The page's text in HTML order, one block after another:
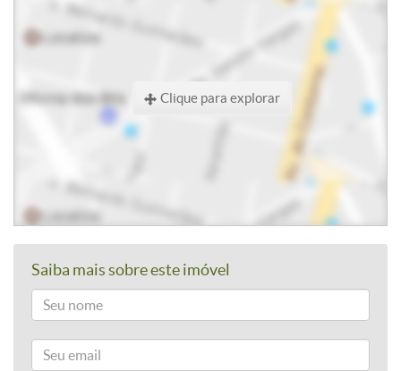
Clique para explorar
Saiba mais sobre este imóvel